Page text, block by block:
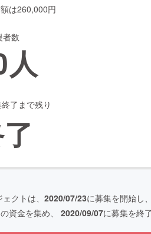
ケア
は260,000円
者数
人
了まで残り
クトは、 2020/07/23に募集を開始し、
資金を集め、 2020/09/07に募集を終